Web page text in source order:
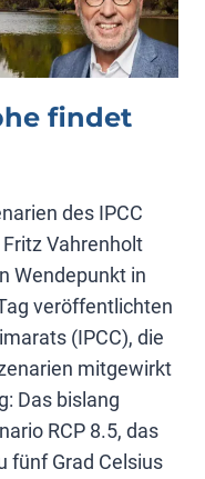
findet
des IPCC
Vahrenholt
Wendepunkt in
veröffentlichten
(IPCC), die
mitgewirkt
Das bislang
RCP 8.5, das
fünf Grad Celsius